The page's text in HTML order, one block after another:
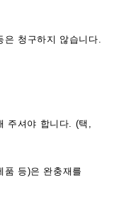
청구하지 않습니다.
주셔야 합니다. (택,
등)은 완충재를